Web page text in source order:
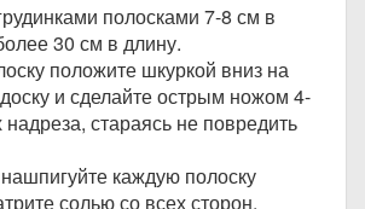
полосками 7-8 см в
30 см в длину.
положите шкуркой вниз на
и сделайте острым ножом 4-
стараясь не повредить
каждую полоску
солью со всех сторон,